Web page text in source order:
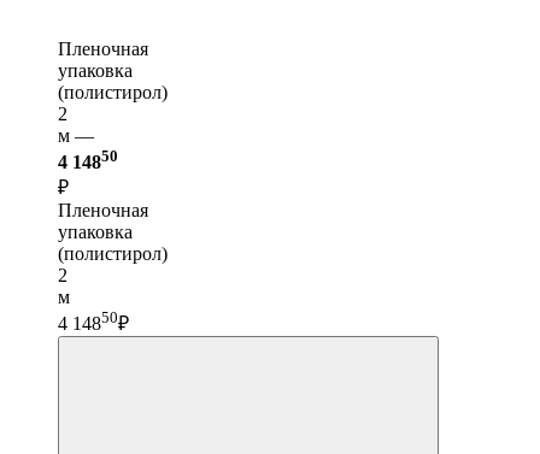
Пленочная
упаковка
(полистирол)
2
м —
4 14850
₽
Пленочная
упаковка
(полистирол)
2
м
4 14850₽